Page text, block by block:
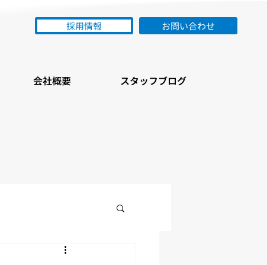
採用情報 お問い合わせ
会社概要 スタッフブログ